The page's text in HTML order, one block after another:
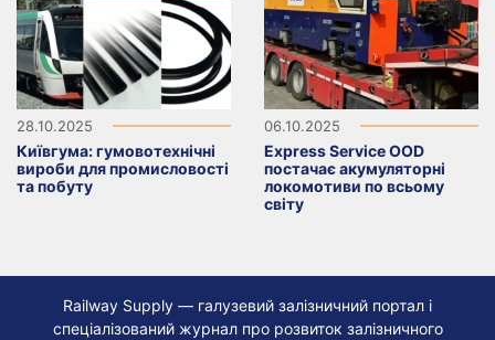
28.10.2025
Київгума: гумовотехнічні
вироби для промисловості
та побуту
06.10.2025
Express Service OOD
постачає акумуляторні
локомотиви по всьому
світу
Railway Supply — галузевий залізничний портал і
спеціалізований журнал про розвиток залізничного